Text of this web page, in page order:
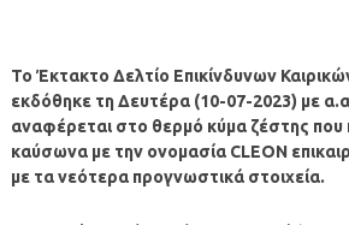
Το Έκτακτο Δελτίο Επικίνδυνων
εκδόθηκε τη Δευτέρα (10-07-2023) με
αναφέρεται στο θερμό κύμα ζέστης που
καύσωνα με την ονομασία CLEON
με τα νεότερα προγνωστικά στοιχεία.